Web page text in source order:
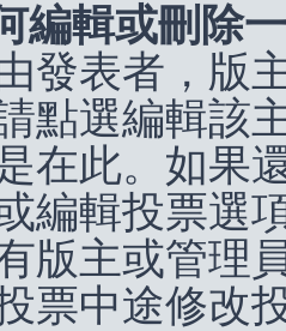
編輯或刪除
發表者，版
點選編輯該
在此。如果
編輯投票選
版主或管理
票中途修改